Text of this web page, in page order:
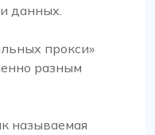
данных.
прокси»
разным
называемая